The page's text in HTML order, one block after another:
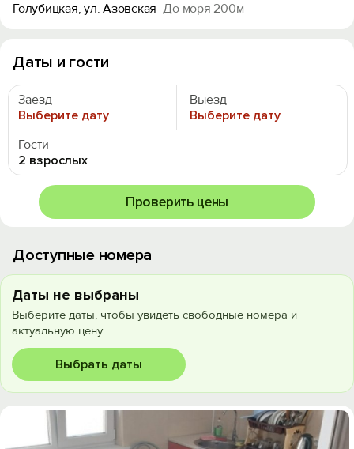
Голубицкая, ул. Азовская До моря 200м
Даты и гости
Заезд
Выберите дату
Выезд
Выберите дату
Гости
2 взрослых
Проверить цены
Доступные номера
Даты не выбраны
Выберите даты, чтобы увидеть свободные номера и
актуальную цену.
Выбрать даты